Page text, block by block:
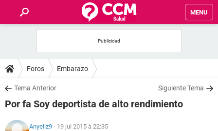
MENU
FORUMS
SALUD
Foros Embarazo
Tema Anterior Siguiente Tema
Por fa Soy deportista de alto rendimiento
Anyeliz9 - 19 jul 2015 à 22:35